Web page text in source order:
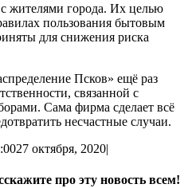
жителями города. Их целью
пользования бытовым
для снижения риска
Псков» ещё раз
связанной с
Сама фирма сделает всё
несчастные случаи.
27 октября, 2020|
про эту новость всем!